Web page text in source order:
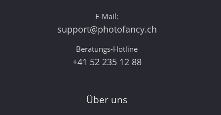
E-Mail:
support@photofancy.ch
Beratungs-Hotline
+41 52 235 12 88
Über uns